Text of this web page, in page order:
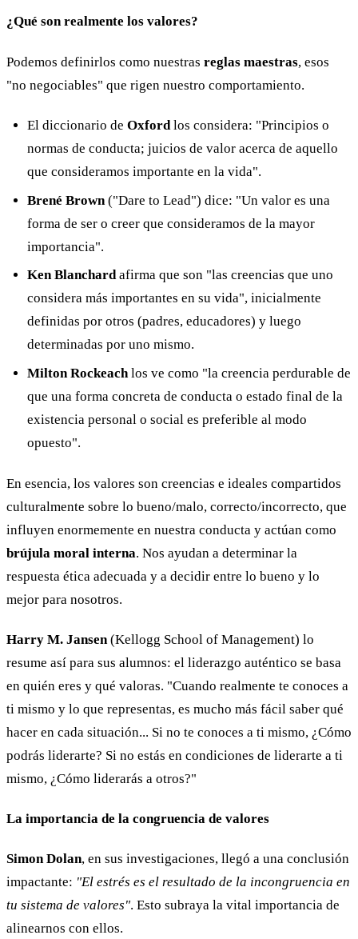
¿Qué son realmente los valores?
Podemos definirlos como nuestras reglas maestras, esos
"no negociables" que rigen nuestro comportamiento.
El diccionario de Oxfordlos considera: "Principios o
normas de conducta; juicios de valor acerca de aquello
que consideramos importante en la vida".
Brené Brown("Dare to Lead") dice: "Un valor es una
forma de ser o creer que consideramos de la mayor
importancia".
Ken Blanchardafirma que son "las creencias que uno
considera más importantes en su vida", inicialmente
definidas por otros (padres, educadores) y luego
determinadas por uno mismo.
Milton Rockeachlos ve como "la creencia perdurable de
que una forma concreta de conducta o estado final de la
existencia personal o social es preferible al modo
opuesto".
En esencia, los valores son creencias e ideales compartidos
culturalmente sobre lo bueno/malo, correcto/incorrecto, que
influyen enormemente en nuestra conducta y actúan como
brújula moral interna. Nos ayudan a determinar la
respuesta ética adecuada y a decidir entre lo bueno y lo
mejor para nosotros.
Harry M. Jansen (Kellogg School of Management) lo
resume así para sus alumnos: el liderazgo auténtico se basa
en quién eres y qué valoras. "Cuando realmente te conoces a
ti mismo y lo que representas, es mucho más fácil saber qué
hacer en cada situación... Si no te conoces a ti mismo, ¿Cómo
podrás liderarte? Si no estás en condiciones de liderarte a ti
mismo, ¿Cómo liderarás a otros?"
La importancia de la congruencia de valores
Simon Dolan, en sus investigaciones, llegó a una conclusión
impactante: "El estrés es el resultado de la incongruencia en
tu sistema de valores". Esto subraya la vital importancia de
alinearnos con ellos.